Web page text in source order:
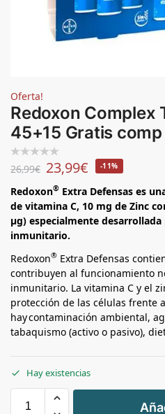
Oferta!
Redoxon Complex
45+15 Gratis
26,99€ 23,99€ -11%
Redoxon® Extra Defensas es
de vitamina C, 10 mg de Zinc
µg) especialmente
inmunitario.
Redoxon® Extra Defensas
contribuyen al funcionamiento
inmunitario. La vitamina C y el
protección de las células frente
hay contaminación ambiental,
tabaquismo (activo o pasivo),
Hay existencias
+